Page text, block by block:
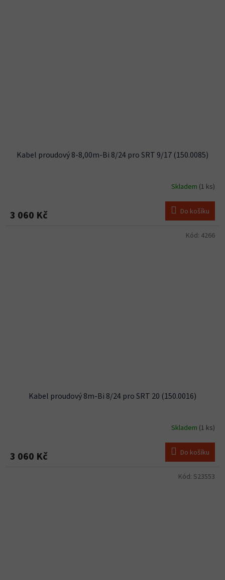
Kabel proudový 8-8,00m-Bi 8/24 pro SRT 9/17 (150.0085)
Skladem (1 ks)
3 060 Kč Do košíku
Kabel proudový 8m-Bi 8/24 pro SRT 20 (150.0016)
Skladem (1 ks)
3 060 Kč Do košíku
Kód: 4266
Kód: S23553